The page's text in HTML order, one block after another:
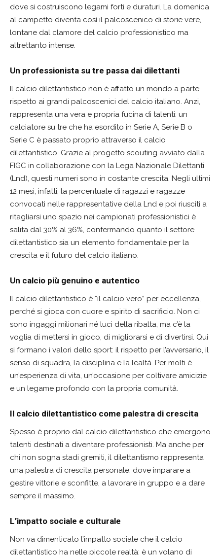
dove si costruiscono legami forti e duraturi. La domenica
al campetto diventa così il palcoscenico di storie vere,
lontane dal clamore del calcio professionistico ma
altrettanto intense.
Un professionista su tre passa dai dilettanti
Il calcio dilettantistico non è affatto un mondo a parte
rispetto ai grandi palcoscenici del calcio italiano. Anzi,
rappresenta una vera e propria fucina di talenti: un
calciatore su tre che ha esordito in Serie A, Serie B o
Serie C è passato proprio attraverso il calcio
dilettantistico. Grazie al progetto scouting avviato dalla
FIGC in collaborazione con la Lega Nazionale Dilettanti
(Lnd), questi numeri sono in costante crescita. Negli ultimi
12 mesi, infatti, la percentuale di ragazzi e ragazze
convocati nelle rappresentative della Lnd e poi riusciti a
ritagliarsi uno spazio nei campionati professionistici è
salita dal 30% al 36%, confermando quanto il settore
dilettantistico sia un elemento fondamentale per la
crescita e il futuro del calcio italiano.
Un calcio più genuino e autentico
Il calcio dilettantistico è “il calcio vero” per eccellenza,
perché si gioca con cuore e spirito di sacrificio. Non ci
sono ingaggi milionari né luci della ribalta, ma c’è la
voglia di mettersi in gioco, di migliorarsi e di divertirsi. Qui
si formano i valori dello sport: il rispetto per l’avversario, il
senso di squadra, la disciplina e la lealtà. Per molti è
un’esperienza di vita, un’occasione per coltivare amicizie
e un legame profondo con la propria comunità.
Il calcio dilettantistico come palestra di crescita
Spesso è proprio dal calcio dilettantistico che emergono
talenti destinati a diventare professionisti. Ma anche per
chi non sogna stadi gremiti, il dilettantismo rappresenta
una palestra di crescita personale, dove imparare a
gestire vittorie e sconfitte, a lavorare in gruppo e a dare
sempre il massimo.
L’impatto sociale e culturale
Non va dimenticato l’impatto sociale che il calcio
dilettantistico ha nelle piccole realtà: è un volano di